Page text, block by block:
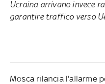
Ucraina arrivano invece
garantire traffico verso
Mosca rilancia l'allarme